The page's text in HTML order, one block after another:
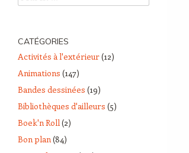
CATÉGORIES
Activités à l'extérieur(12)
Animations (147)
Bandes dessinées (19)
Bibliothèques d'ailleurs (5)
Boek'n Roll (2)
Bon plan (84)